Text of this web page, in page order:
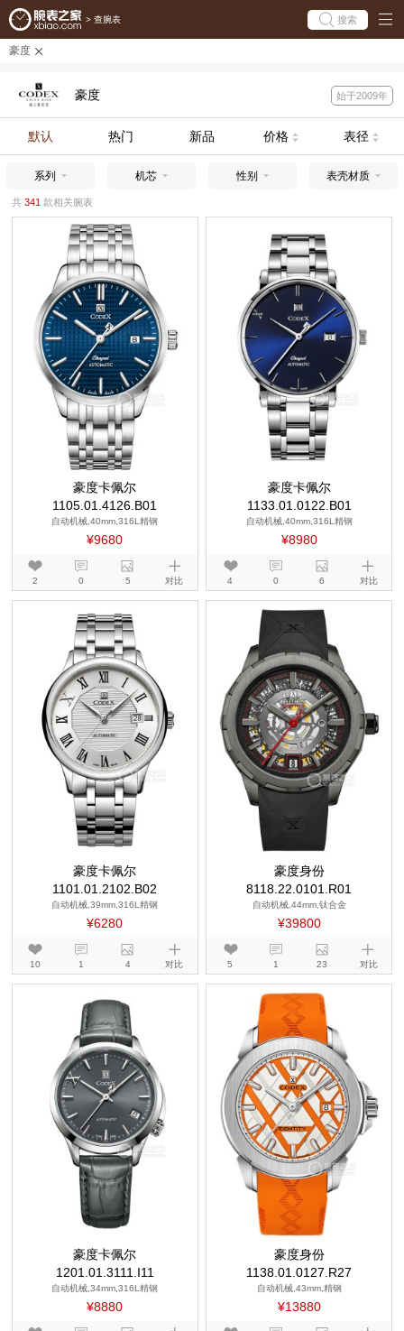
> 查腕表 搜索
豪度
豪度 始于2009年
默认 热门 新品 价格 表径
系列 机芯 性别 表壳材质
共 341 款相关腕表
豪度卡佩尔
1105.01.4126.B01
自动机械,40mm,316L精钢
¥9680
2 0 5 对比
豪度卡佩尔
1133.01.0122.B01
自动机械,40mm,316L精钢
¥8980
4 0 6 对比
豪度卡佩尔
1101.01.2102.B02
自动机械,39mm,316L精钢
¥6280
10 1 4 对比
豪度身份
8118.22.0101.R01
自动机械,44mm,钛合金
¥39800
5 1 23 对比
豪度卡佩尔
1201.01.3111.I11
自动机械,34mm,316L精钢
¥8880
豪度身份
1138.01.0127.R27
自动机械,43mm,精钢
¥13880